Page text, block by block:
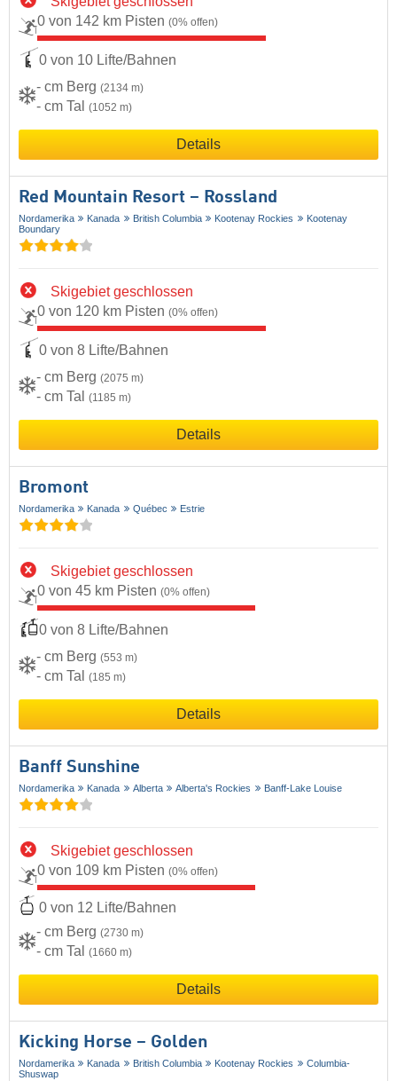
0 von 142 km Pisten (0% offen)
0 von 10 Lifte/Bahnen
- cm Berg (2134 m)
- cm Tal (1052 m)
Details
Red Mountain Resort – Rossland
Nordamerika Kanada British Columbia Kootenay Rockies
Kootenay
Boundary
Skigebiet geschlossen
0 von 120 km Pisten (0% offen)
0 von 8 Lifte/Bahnen
- cm Berg (2075 m)
- cm Tal (1185 m)
Details
Bromont
Nordamerika Kanada Québec Estrie
Skigebiet geschlossen
0 von 45 km Pisten (0% offen)
0 von 8 Lifte/Bahnen
- cm Berg (553 m)
- cm Tal (185 m)
Details
Banff Sunshine
Nordamerika Kanada Alberta Alberta's Rockies Banff-Lake Louise
Skigebiet geschlossen
0 von 109 km Pisten (0% offen)
0 von 12 Lifte/Bahnen
- cm Berg (2730 m)
- cm Tal (1660 m)
Details
Kicking Horse – Golden
Nordamerika Kanada British Columbia Kootenay Rockies
Columbia-
Shuswap